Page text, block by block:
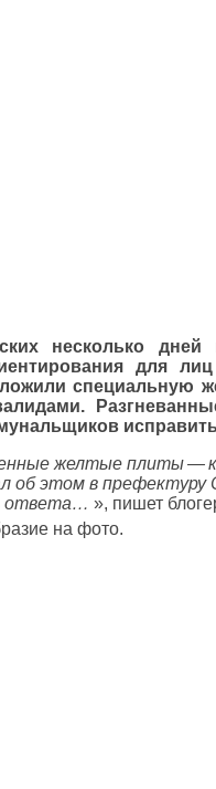
несколько
для
специальную
желтые плиты —
об этом в префектуру
ответа… », пишет
на фото.